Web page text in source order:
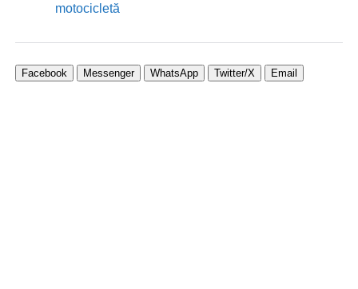
motocicletă
Facebook Messenger WhatsApp Twitter/X Email